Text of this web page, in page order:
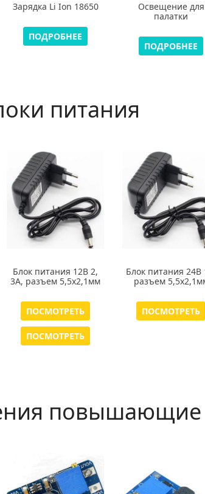
Зарядка Li Ion 18650
ПОДРОБНЕЕ
Освещение для
палатки
ПОДРОБНЕЕ
питания
Блок питания 12В 2,
3А, разъем 5,5х2,1мм
ПОСМОТРЕТЬ
ПОСМОТРЕТЬ
Блок питания 24В
разъем
ПОСМОТРЕТЬ
повышающие